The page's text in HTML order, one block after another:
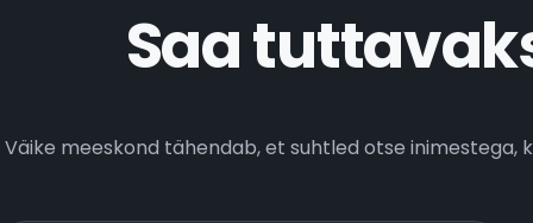
Saa
Väike meeskond tähendab, et suhtled otse inimestega,